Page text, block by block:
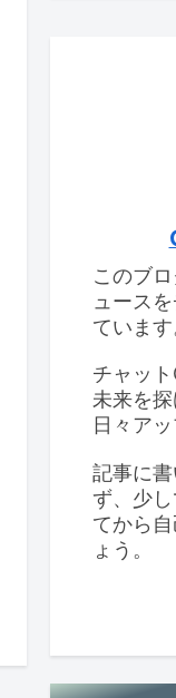
このブ
ュース
ています
チャッ
未来を
日々ア
記事に
ず、少
てから
ょう。